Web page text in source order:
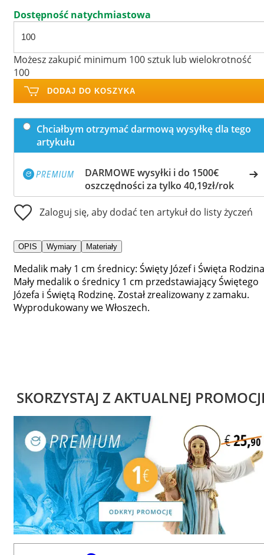
Dostępność natychmiastowa
Możesz zakupić minimum 100 sztuk lub wielokrotność
100
DODAJ DO KOSZYKA
Chciałbym otrzymać darmową wysyłkę dla tego
artykułu
DARMOWE wysyłki i do 1500€
oszczędności za tylko 40,19zł/rok
Zaloguj się, aby dodać ten artykuł do listy życzeń
OPIS Wymiary Materiały
Medalik mały 1 cm średnicy: Święty Józef i Święta
Mały medalik o średnicy 1 cm przedstawiający Świętego
Józefa i Świętą Rodzinę. Został zrealizowany z zamaku.
Wyprodukowany we Włoszech.
SKORZYSTAJ Z AKTUALNEJ